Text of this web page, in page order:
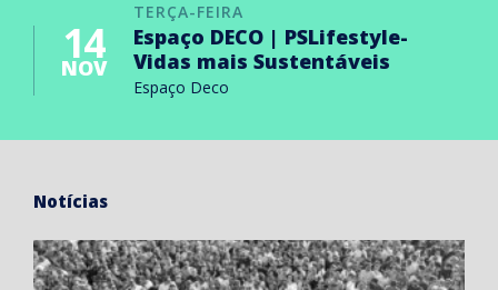
TERÇA-FEIRA
14
NOV
Espaço DECO | PSLifestyle-
Vidas mais Sustentáveis
Espaço Deco
Notícias